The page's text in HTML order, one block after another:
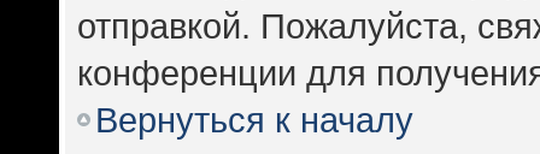
отправкой. Пожалуйста,
конференции для
Вернуться к началу